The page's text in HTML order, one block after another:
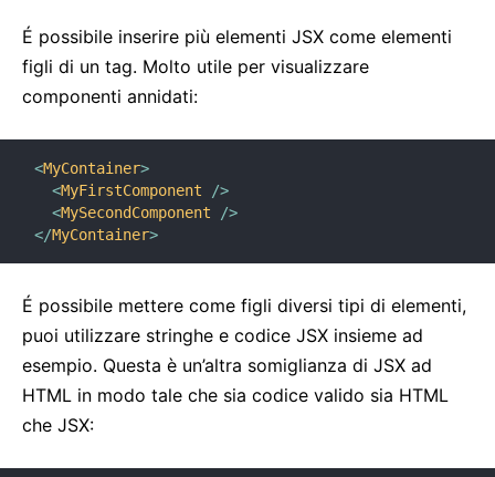
É possibile inserire più elementi JSX come elementi
figli di un tag. Molto utile per visualizzare
componenti annidati:
<MyContainer>
<MyFirstComponent
/>
<MySecondComponent
/>
</MyContainer>
É possibile mettere come figli diversi tipi di elementi,
puoi utilizzare stringhe e codice JSX insieme ad
esempio. Questa è un’altra somiglianza di JSX ad
HTML in modo tale che sia codice valido sia HTML
che JSX: